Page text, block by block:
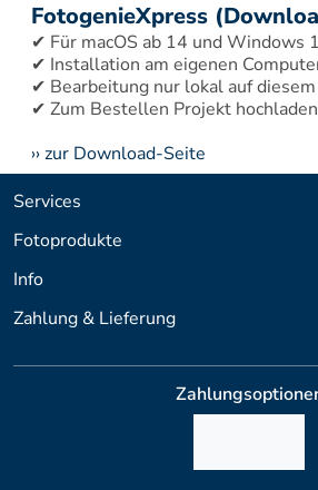
FotogenieXpress
✔ Für macOS ab 14 und Windows
✔ Installation am eigenen
✔ Bearbeitung nur lokal auf
›› zur Download-Seite
Services
Fotoprodukte
Info
Zahlung & Lieferung